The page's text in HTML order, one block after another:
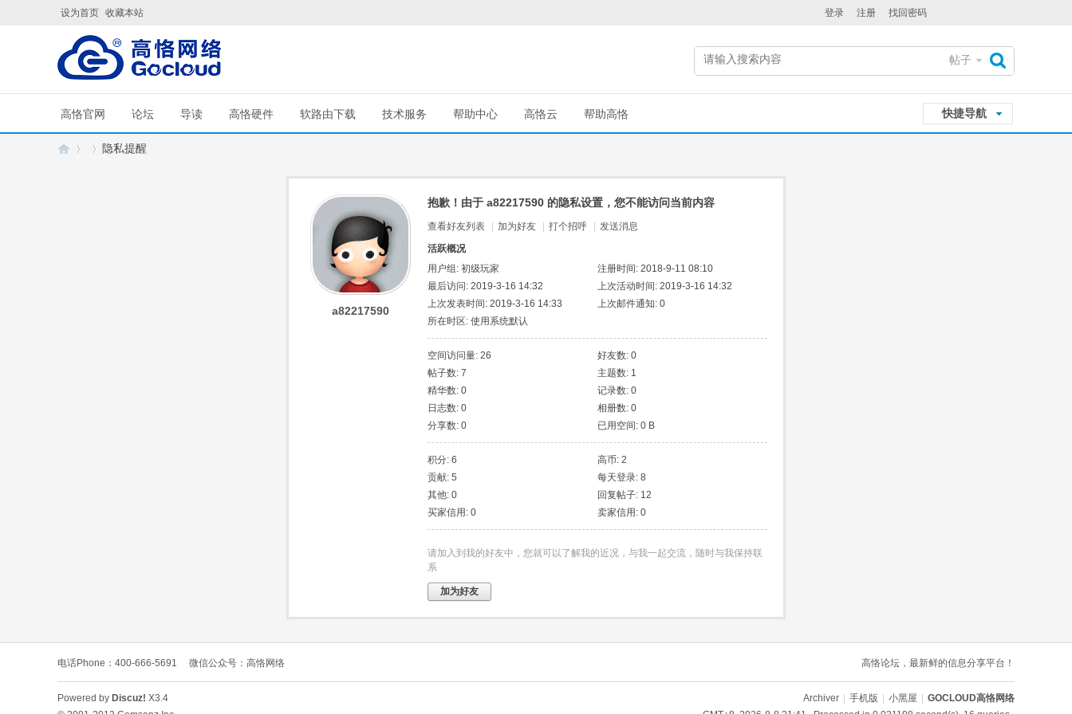
设为首页 收藏本站 登录 注册 找回密码
帖子
快捷导航
高恪官网 论坛 导读 高恪硬件 软路由下载 技术服务 帮助中心 高恪云 帮助高恪
L
隐私提醒
a82217590
抱歉！由于 a82217590 的隐私设置，您不能访问当前内容
查看好友列表 加为好友 打个招呼
发送消息
活跃概况
用户组: 初级玩家
注册时间: 2018-9-11 08:10
最后访问: 2019-3-16 14:32
上次活动时间: 2019-3-16 14:32
上次发表时间: 2019-3-16 14:33
上次邮件通知: 0
所在时区: 使用系统默认
空间访问量: 26
好友数: 0
帖子数: 7
主题数: 1
精华数: 0
记录数: 0
日志数: 0
相册数: 0
分享数: 0
已用空间: 0 B
积分: 6
高币: 2
贡献: 5
每天登录: 8
其他: 0
回复帖子: 12
买家信用: 0
卖家信用: 0
请加入到我的好友中，您就可以了解我的近况，与我一起交流，随时与我保持联
系
加为好友
电话Phone：400-666-5691 微信公众号：高恪网络 高恪论坛，最新鲜的信息分享平台！
Archiver 手机版 小黑屋
GOCLOUD高恪网络
Powered by Discuz! X3.4